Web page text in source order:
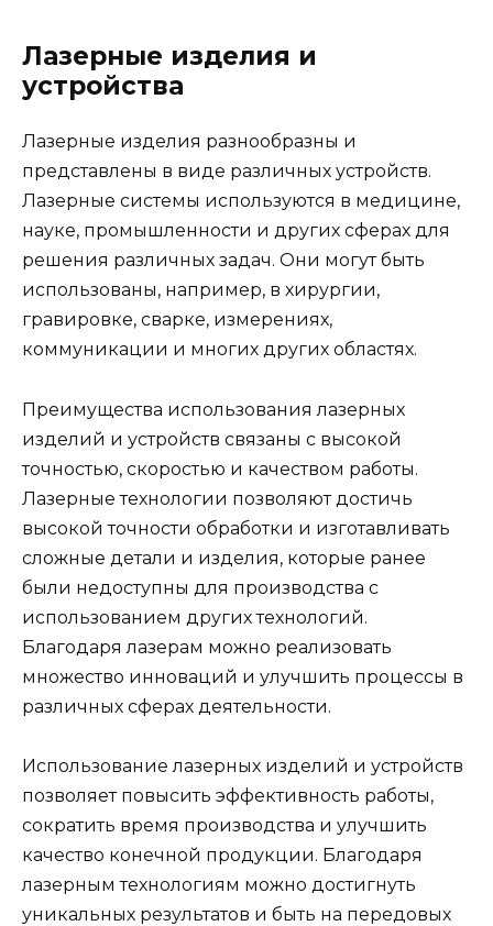
Лазерные изделия и
устройства
Лазерные изделия разнообразны и
представлены в виде различных устройств.
Лазерные системы используются в медицине,
науке, промышленности и других сферах для
решения различных задач. Они могут быть
использованы, например, в хирургии,
гравировке, сварке, измерениях,
коммуникации и многих других областях.
Преимущества использования лазерных
изделий и устройств связаны с высокой
точностью, скоростью и качеством работы.
Лазерные технологии позволяют достичь
высокой точности обработки и изготавливать
сложные детали и изделия, которые ранее
были недоступны для производства с
использованием других технологий.
Благодаря лазерам можно реализовать
множество инноваций и улучшить процессы в
различных сферах деятельности.
Использование лазерных изделий и устройств
позволяет повысить эффективность работы,
сократить время производства и улучшить
качество конечной продукции. Благодаря
лазерным технологиям можно достигнуть
уникальных результатов и быть на передовых